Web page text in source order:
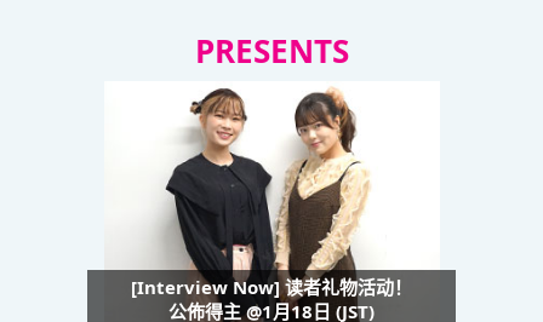
PRESENTS
[Interview Now] 读者礼物活动！
公佈得主 @1月18日 (JST)